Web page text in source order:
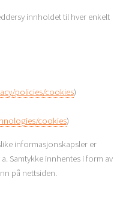
innholdet til hver enkelt
policies/cookies)
cookies)
informasjonskapsler er
Samtykke innhentes i form av
på nettsiden.